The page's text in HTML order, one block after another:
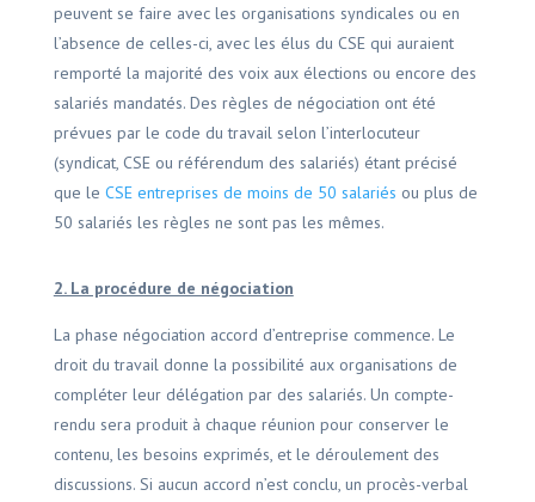
peuvent se faire avec les organisations syndicales ou en
l’absence de celles-ci, avec les élus du CSE qui auraient
remporté la majorité des voix aux élections ou encore des
salariés mandatés. Des règles de négociation ont été
prévues par le code du travail selon l’interlocuteur
(syndicat, CSE ou référendum des salariés) étant précisé
que le CSE entreprises de moins de 50 salariés ou plus de
50 salariés les règles ne sont pas les mêmes.
2. La procédure de négociation
La phase négociation accord d’entreprise commence. Le
droit du travail donne la possibilité aux organisations de
compléter leur délégation par des salariés. Un compte-
rendu sera produit à chaque réunion pour conserver le
contenu, les besoins exprimés, et le déroulement des
discussions. Si aucun accord n’est conclu, un procès-verbal